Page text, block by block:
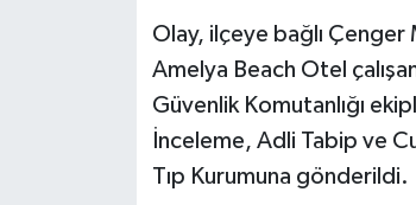
Olay, ilçeye bağlı Çenger
Amelya Beach Otel
Güvenlik Komutanlığı
İnceleme, Adli Tabip ve
Tıp Kurumuna gönderildi.